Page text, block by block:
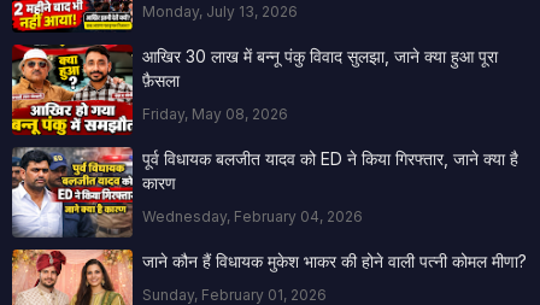
Monday, July 13, 2026
आखिर 30 लाख में बन्नू पंकु विवाद सुलझा, जाने क्या हुआ पूरा
फ़ैसला
Friday, May 08, 2026
पूर्व विधायक बलजीत यादव को ED ने किया गिरफ्तार, जाने क्या है
कारण
Wednesday, February 04, 2026
जाने कौन हैं विधायक मुकेश भाकर की होने वाली पत्नी कोमल मीणा?
Sunday, February 01, 2026